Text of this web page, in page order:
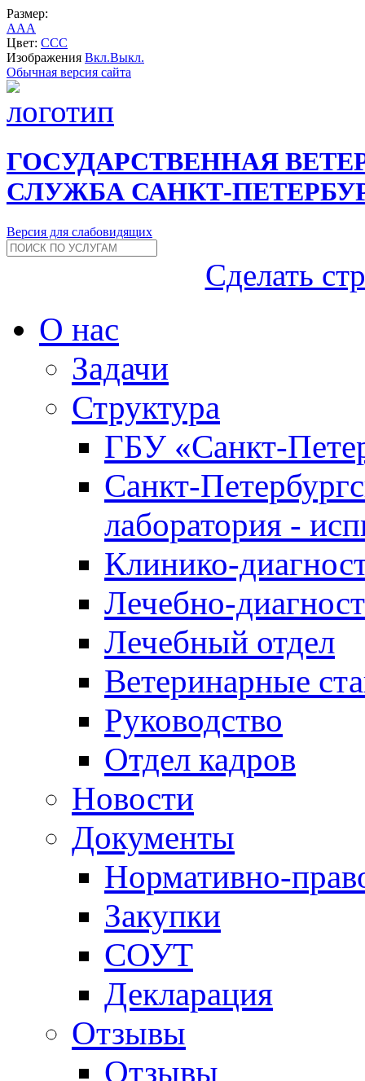
Размер:
AAA
Цвет: CCC
Изображения Вкл.Выкл.
Обычная версия сайта
ГОСУДАРСТВЕННАЯ
СЛУЖБА САНКТ-
Версия для слабовидящих
Сделать
О нас
Задачи
Структура
ГБУ «Санкт-
Санкт-
лаборатория -
Клинико-
Лечебно-
Лечебный отдел
Ветеринарные
Руководство
Отдел кадров
Новости
Документы
Нормативно-
Закупки
СОУТ
Декларация
Отзывы
Отзывы